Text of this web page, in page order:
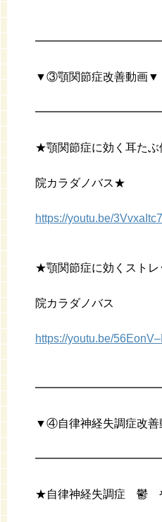
▼③顎関節症改善動画▼
★顎関節症に効く耳た
院カラダノバス★
https://youtu.be/
★顎関節症に効くスト
院カラダノバス
https://youtu.be/
▼④自律神経失調症改
★自律神経失調症 鬱